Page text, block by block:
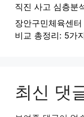
직진 사고 심층분
장안구민체육센
비교 총정리: 5가
최신 댓